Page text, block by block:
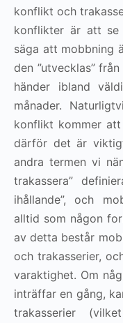
konflikt och
konflikter är att se
säga att mobbning
den ”utvecklas”
händer ibland
månader.
konflikt kommer
därför det är
andra termen vi
trakassera”
ihållande”, och
alltid som någon
av detta består
och trakasserier,
varaktighet. Om
inträffar en gång,
trakasserier